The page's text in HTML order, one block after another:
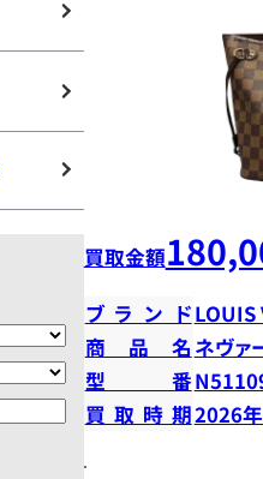
買取金額
ブランドLOUIS
商品名 ネヴァ
型番
買取時期2026